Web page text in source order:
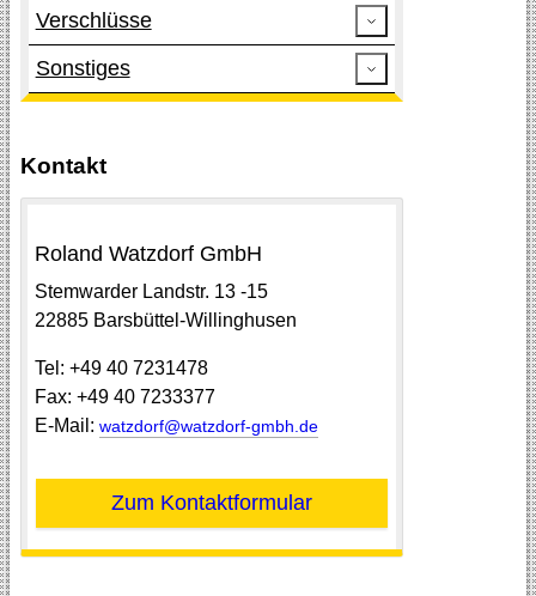
Verschlüsse
Sonstiges
Kontakt
Roland Watzdorf GmbH
Stemwarder Landstr. 13 -15
22885 Barsbüttel-Willinghusen
Tel: +49 40 7231478
Fax: +49 40 7233377
E-Mail: watzdorf@watzdorf-gmbh.de
Zum Kontaktformular